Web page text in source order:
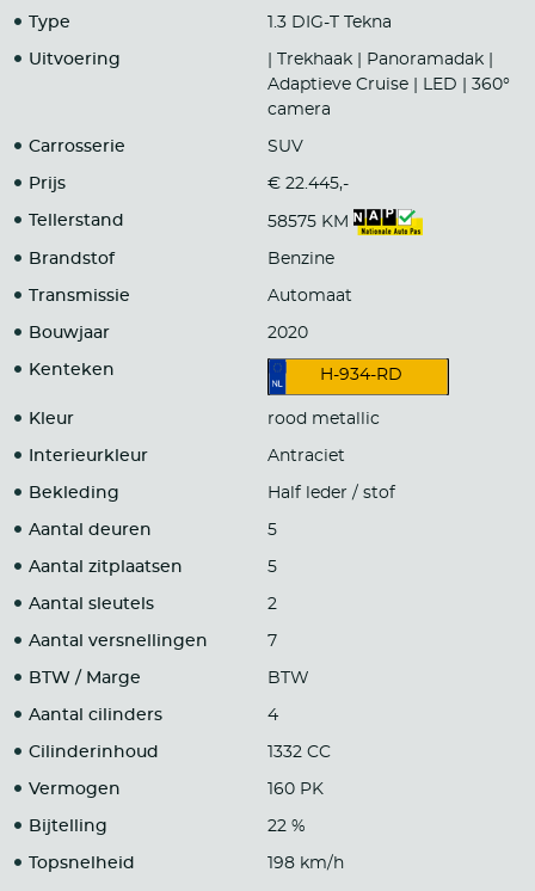
Type 1.3 DIG-T Tekna
Uitvoering
| Trekhaak | Panoramadak |
Adaptieve Cruise | LED | 360°
camera
Carrosserie SUV
Prijs € 22.445,-
Tellerstand 58575 KM
Brandstof Benzine
Transmissie Automaat
Bouwjaar 2020
Kenteken H-934-RD
Kleur rood metallic
Interieurkleur Antraciet
Bekleding Half leder / stof
Aantal deuren 5
Aantal zitplaatsen 5
Aantal sleutels 2
Aantal versnellingen 7
BTW / Marge BTW
Aantal cilinders 4
Cilinderinhoud 1332 CC
Vermogen 160 PK
Bijtelling 22 %
Topsnelheid 198 km/h